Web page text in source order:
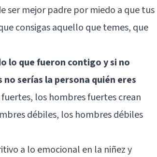
ser mejor padre por miedo a que tus
consigas aquello que temes, que
lo que fueron contigo y si no
serías la persona quién eres
los hombres fuertes crean
débiles, los hombres débiles
a lo emocional en la niñez y